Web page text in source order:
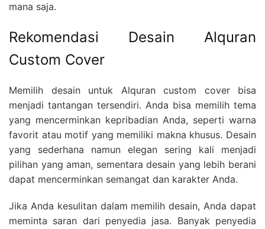
mana saja.
Rekomendasi Desain Alquran
Custom Cover
Memilih desain untuk Alquran custom cover bisa
menjadi tantangan tersendiri. Anda bisa memilih tema
yang mencerminkan kepribadian Anda, seperti warna
favorit atau motif yang memiliki makna khusus. Desain
yang sederhana namun elegan sering kali menjadi
pilihan yang aman, sementara desain yang lebih berani
dapat mencerminkan semangat dan karakter Anda.
Jika Anda kesulitan dalam memilih desain, Anda dapat
meminta saran dari penyedia jasa. Banyak penyedia